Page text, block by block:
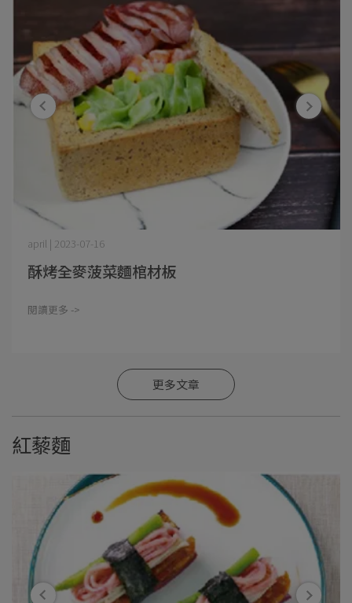
april | 2023-07-16
酥烤全麥菠菜麵棺材板
閱讀更多 ->
更多文章
紅藜麵